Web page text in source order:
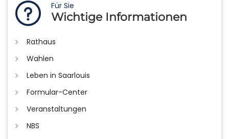
Für Sie
Wichtige Informationen
Rathaus
Wahlen
Leben in Saarlouis
Formular-Center
Veranstaltungen
NBS